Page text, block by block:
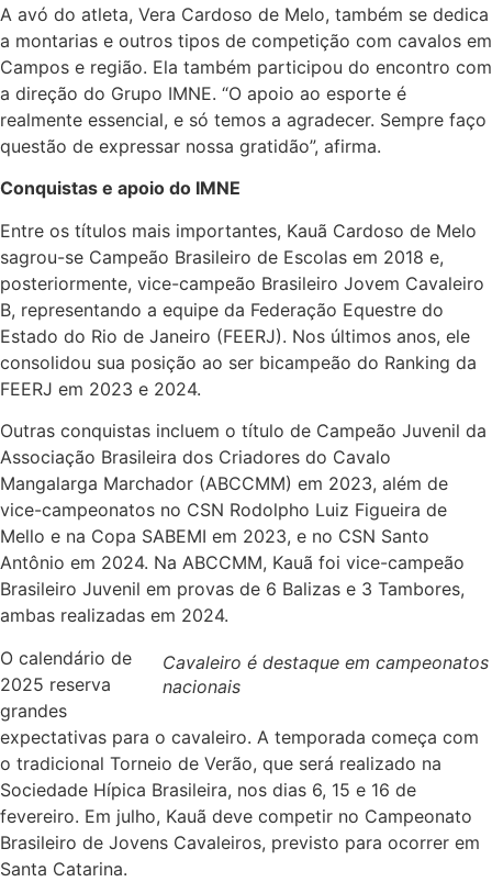
A avó do atleta, Vera Cardoso de Melo, também se dedica
a montarias e outros tipos de competição com cavalos em
Campos e região. Ela também participou do encontro com
a direção do Grupo IMNE. “O apoio ao esporte é
realmente essencial, e só temos a agradecer. Sempre faço
questão de expressar nossa gratidão”, afirma.
Conquistas e apoio do IMNE
Entre os títulos mais importantes, Kauã Cardoso de Melo
sagrou-se Campeão Brasileiro de Escolas em 2018 e,
posteriormente, vice-campeão Brasileiro Jovem Cavaleiro
B, representando a equipe da Federação Equestre do
Estado do Rio de Janeiro (FEERJ). Nos últimos anos, ele
consolidou sua posição ao ser bicampeão do Ranking da
FEERJ em 2023 e 2024.
Outras conquistas incluem o título de Campeão Juvenil da
Associação Brasileira dos Criadores do Cavalo
Mangalarga Marchador (ABCCMM) em 2023, além de
vice-campeonatos no CSN Rodolpho Luiz Figueira de
Mello e na Copa SABEMI em 2023, e no CSN Santo
Antônio em 2024. Na ABCCMM, Kauã foi vice-campeão
Brasileiro Juvenil em provas de 6 Balizas e 3 Tambores,
ambas realizadas em 2024.
Cavaleiro é destaque em campeonatos
nacionais
O calendário de
2025 reserva
grandes
expectativas para o cavaleiro. A temporada começa com
o tradicional Torneio de Verão, que será realizado na
Sociedade Hípica Brasileira, nos dias 6, 15 e 16 de
fevereiro. Em julho, Kauã deve competir no Campeonato
Brasileiro de Jovens Cavaleiros, previsto para ocorrer em
Santa Catarina.